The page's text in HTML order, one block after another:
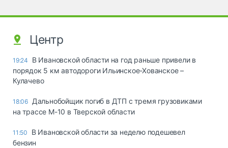
Центр
19:24
В Ивановской области на год раньше привели в
порядок 5 км автодороги Ильинское-Хованское –
Кулачево
18:06 Дальнобойщик погиб в ДТП с тремя грузовиками
на трассе М-10 в Тверской области
11:50
В Ивановской области за неделю подешевел
бензин